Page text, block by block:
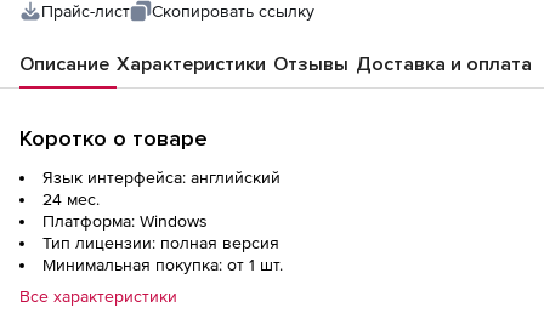
Прайс-лист
Скопировать ссылку
Описание Характеристики Отзывы Доставка и оплата
Коротко о товаре
Язык интерфейса: английский
24 мес.
Платформа: Windows
Тип лицензии: полная версия
Минимальная покупка: от 1 шт.
Все характеристики